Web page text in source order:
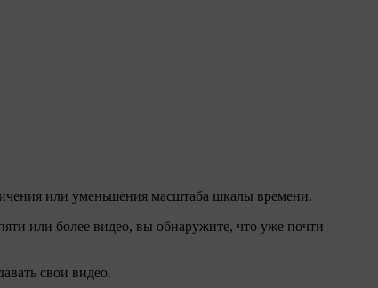
или уменьшения масштаба шкалы времени.
или более видео, вы обнаружите, что уже почти
свои видео.